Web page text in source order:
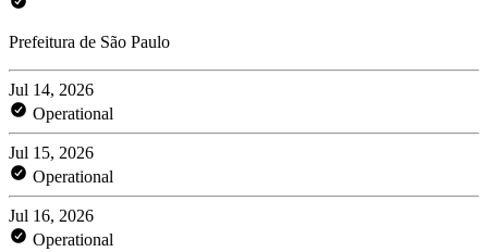
Prefeitura de São Paulo
Jul 14, 2026
Operational
Jul 15, 2026
Operational
Jul 16, 2026
Operational